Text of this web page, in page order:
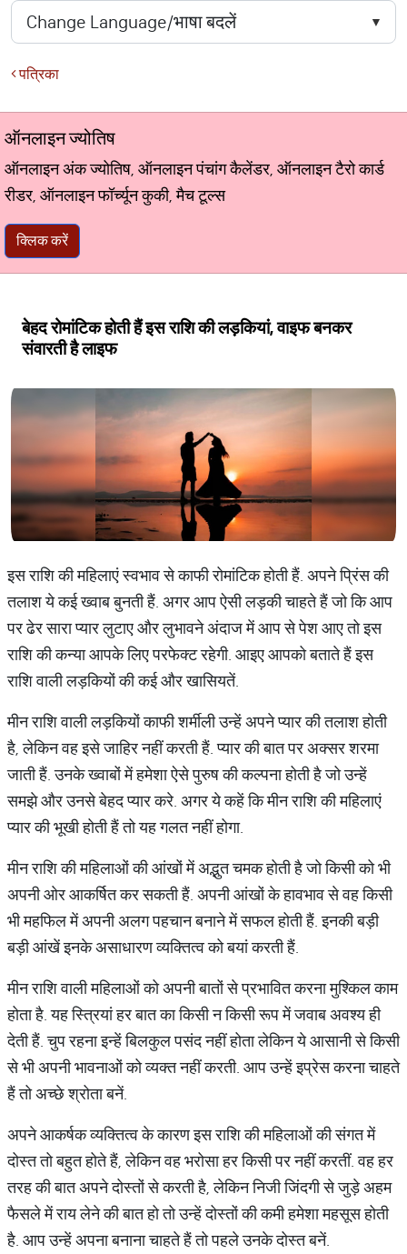
पत्रिका
ऑनलाइन ज्योतिष
ऑनलाइन अंक ज्योतिष, ऑनलाइन पंचांग कैलेंडर, ऑनलाइन टैरो कार्ड
रीडर, ऑनलाइन फॉर्च्यून कुकी, मैच टूल्स
क्लिक करें
बेहद रोमांटिक होती हैं इस राशि की लड़कियां, वाइफ बनकर
संवारती है लाइफ
इस राशि की महिलाएं स्वभाव से काफी रोमांटिक होती हैं. अपने प्रिंस की
तलाश ये कई ख्वाब बुनती हैं. अगर आप ऐसी लड़की चाहते हैं जो कि आप
पर ढेर सारा प्यार लुटाए और लुभावने अंदाज में आप से पेश आए तो इस
राशि की कन्या आपके लिए परफेक्ट रहेगी. आइए आपको बताते हैं इस
राशि वाली लड़कियों की कई और खासियतें.
मीन राशि वाली लड़कियों काफी शर्मीली उन्हें अपने प्यार की तलाश होती
है, लेकिन वह इसे जाहिर नहीं करती हैं. प्यार की बात पर अक्सर शरमा
जाती हैं. उनके ख्वाबों में हमेशा ऐसे पुरुष की कल्पना होती है जो उन्हें
समझे और उनसे बेहद प्यार करे. अगर ये कहें कि मीन राशि की महिलाएं
प्यार की भूखी होती हैं तो यह गलत नहीं होगा.
मीन राशि की महिलाओं की आंखों में अद्भुत चमक होती है जो किसी को भी
अपनी ओर आकर्षित कर सकती हैं. अपनी आंखों के हावभाव से वह किसी
भी महफिल में अपनी अलग पहचान बनाने में सफल होती हैं. इनकी बड़ी
बड़ी आंखें इनके असाधारण व्यक्तित्व को बयां करती हैं.
मीन राशि वाली महिलाओं को अपनी बातों से प्रभावित करना मुश्किल काम
होता है. यह स्त्रियां हर बात का किसी न किसी रूप में जवाब अवश्य ही
देती हैं. चुप रहना इन्हें बिलकुल पसंद नहीं होता लेकिन ये आसानी से किसी
से भी अपनी भावनाओं को व्यक्त नहीं करती. आप उन्हें इप्रेस करना चाहते
हैं तो अच्छे श्रोता बनें.
अपने आकर्षक व्यक्तित्व के कारण इस राशि की महिलाओं की संगत में
दोस्त तो बहुत होते हैं, लेकिन वह भरोसा हर किसी पर नहीं करतीं. वह हर
तरह की बात अपने दोस्तों से करती है, लेकिन निजी जिंदगी से जुड़े अहम
फैसले में राय लेने की बात हो तो उन्हें दोस्तों की कमी हमेशा महसूस होती
है. आप उन्हें अपना बनाना चाहते हैं तो पहले उनके दोस्त बनें.